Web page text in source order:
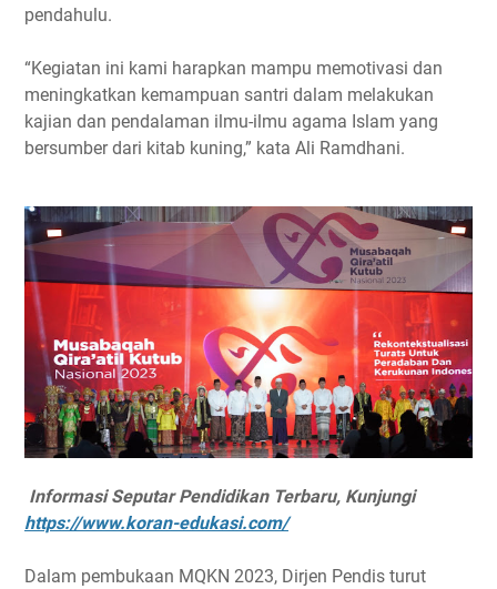
pendahulu.
“Kegiatan ini kami harapkan mampu memotivasi dan
meningkatkan kemampuan santri dalam melakukan
kajian dan pendalaman ilmu-ilmu agama Islam yang
bersumber dari kitab kuning,” kata Ali Ramdhani.
Informasi Seputar Pendidikan Terbaru, Kunjungi
https://www.koran-edukasi.com/
Dalam pembukaan MQKN 2023, Dirjen Pendis turut